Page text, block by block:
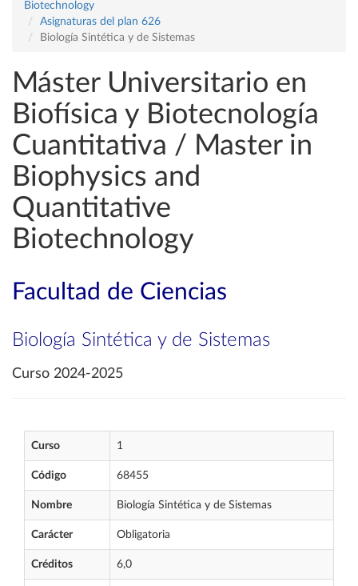
Biotechnology
Asignaturas del plan 626
Biología Sintética y de Sistemas
Máster Universitario en
Biofísica y Biotecnología
Cuantitativa / Master in
Biophysics and
Quantitative
Biotechnology
Facultad de Ciencias
Biología Sintética y de Sistemas
Curso 2024-2025
Curso 1
Código 68455
Nombre Biología Sintética y de Sistemas
Carácter Obligatoria
Créditos 6,0